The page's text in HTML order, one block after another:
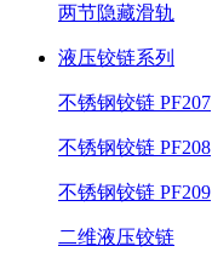
两节隐藏滑轨
液压铰链系列
不锈钢铰链 PF207
不锈钢铰链 PF208
不锈钢铰链 PF209
二维液压铰链